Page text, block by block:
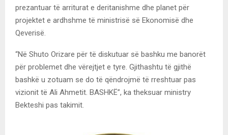
prezantuar të arriturat e deritanishme dhe planet për
projektet e ardhshme të ministrisë së Ekonomisë dhe
Qeverisë.
“Në Shuto Orizare për të diskutuar së bashku me banorët
për problemet dhe vërejtjet e tyre. Gjithashtu të gjithë
bashkë u zotuam se do të qëndrojmë të rreshtuar pas
vizionit të Ali Ahmetit. BASHKË”, ka theksuar ministry
Bekteshi pas takimit.